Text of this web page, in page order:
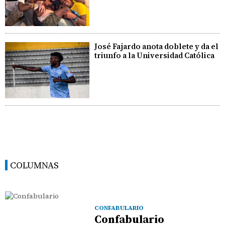
José Fajardo anota doblete y da el
triunfo a la Universidad Católica
COLUMNAS
CONFABULARIO
Confabulario